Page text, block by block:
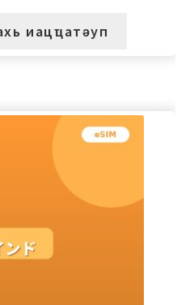
иацҵатәуп